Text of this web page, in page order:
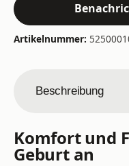
Artikelnummer:
Beschreibung
Komfort und
Geburt an